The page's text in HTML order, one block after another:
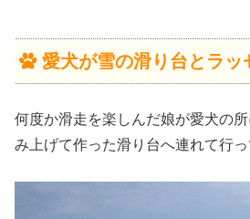
愛犬が雪の滑り台とラッ
何度か滑走を楽しんだ娘が愛犬の
み上げて作った滑り台へ連れて行っ